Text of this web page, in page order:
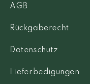
AGB
Rückgaberecht
Datenschutz
Lieferbedigungen